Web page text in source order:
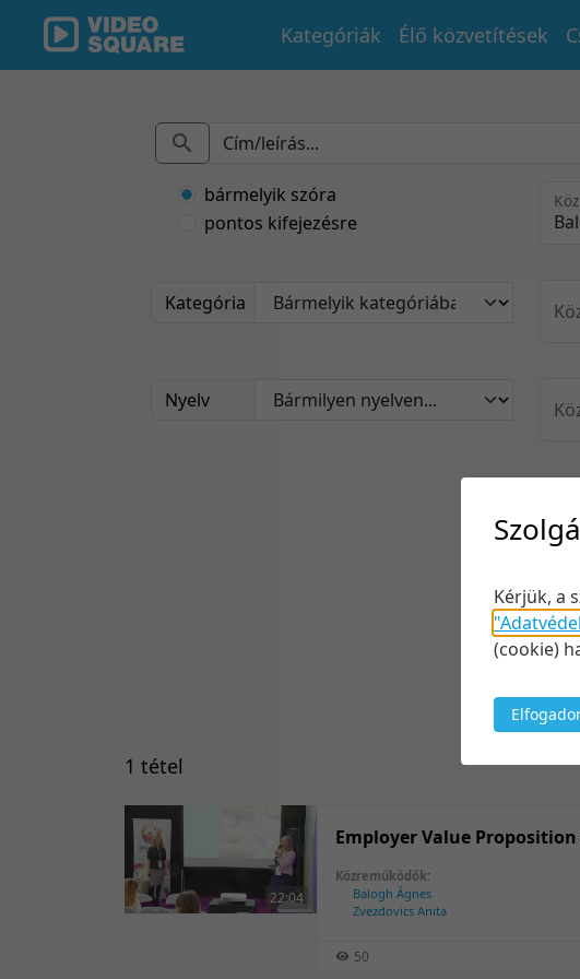
Kategóriák Élő közvetítések
bármelyik szóra
pontos kifejezésre
Kategória
Nyelv
1 tétel
22:04
Employer Value
Közreműködők:
Balogh Ágnes
Zvezdovics Anita
50
Kérjük, a
(cookie)